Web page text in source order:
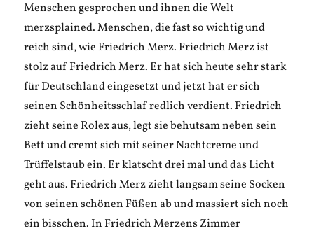
Menschen gesprochen und ihnen die Welt
merzsplained. Menschen, die fast so wichtig und
reich sind, wie Friedrich Merz. Friedrich Merz ist
stolz auf Friedrich Merz. Er hat sich heute sehr stark
für Deutschland eingesetzt und jetzt hat er sich
seinen Schönheitsschlaf redlich verdient. Friedrich
zieht seine Rolex aus, legt sie behutsam neben sein
Bett und cremt sich mit seiner Nachtcreme und
Trüffelstaub ein. Er klatscht drei mal und das Licht
geht aus. Friedrich Merz zieht langsam seine Socken
von seinen schönen Füßen ab und massiert sich noch
ein bisschen. In Friedrich Merzens Zimmer